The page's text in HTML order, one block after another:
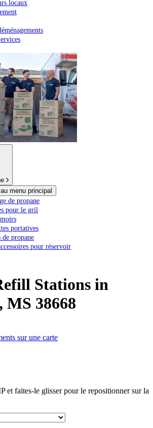
locaux
menu principal
de propane
pour le gril
portatives
de propane
pour réservoir
Stations in
MS 38668
sur une carte
et faites-le glisser pour le repositionner sur la